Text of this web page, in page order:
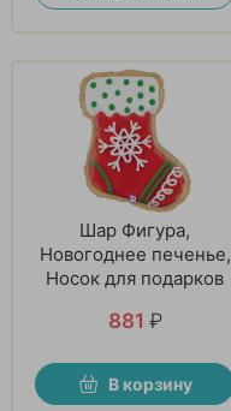
Шар Фигура,
Новогоднее печенье,
Носок для подарков
881 ₽
В корзину